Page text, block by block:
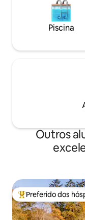
Piscina
Outros
Entre os melhores
Preferido dos